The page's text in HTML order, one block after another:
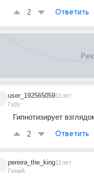
2 Ответить
user_192565059
Гуру
11лет
Гипнотизирует
2 Ответить
pereira_the_king
Гений
11лет